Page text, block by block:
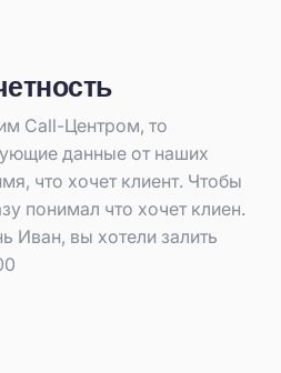
Call-Центром, то
данные от наших
что хочет клиент. Чтобы
понимал что хочет клиен.
Иван, вы хотели залить